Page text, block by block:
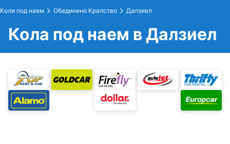
Коли под наем Обединено Кралство Далзиел
Кола под наем в Далзиел